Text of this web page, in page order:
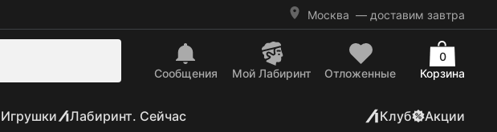
Москва — доставим завтра
Сообщения Mой Лабиринт Отложенные Корзина
0
Игрушки Лабиринт. Сейчас Клуб Акции